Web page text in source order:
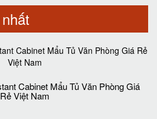
Cabinet Mẩu Tủ Văn Phòng Giá
Rẻ Việt Nam